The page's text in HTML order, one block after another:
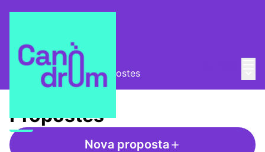
Ràdio Canòdrom / Propostes
Propostes
Nova proposta